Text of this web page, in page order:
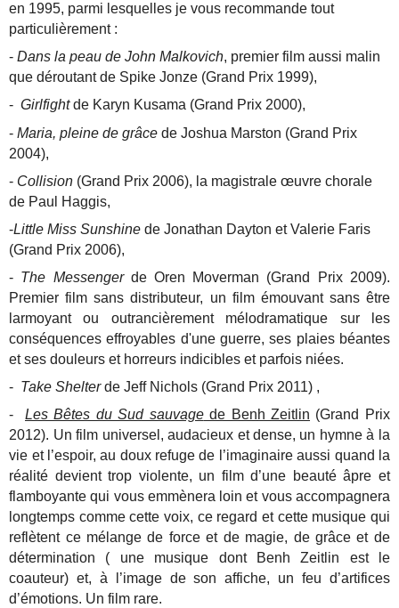
en 1995, parmi lesquelles je vous recommande tout
particulièrement :
-Dans la peau de John Malkovich, premier film aussi malin
que déroutant de Spike Jonze (Grand Prix 1999),
-Girlfightde Karyn Kusama (Grand Prix 2000),
-Maria, pleine de grâce de Joshua Marston (Grand Prix
2004),
- Collision (Grand Prix 2006), la magistrale œuvre chorale
de Paul Haggis,
-Little Miss Sunshine de Jonathan Dayton et Valerie Faris
(Grand Prix 2006),
- The Messengerde Oren Moverman (Grand Prix 2009).
Premier film sans distributeur, un film émouvant sans être
larmoyant ou outrancièrement mélodramatique sur les
conséquences effroyables d'une guerre, ses plaies béantes
et ses douleurs et horreurs indicibles et parfois niées.
- Take Shelterde Jeff Nichols (Grand Prix 2011) ,
- Les Bêtes du Sud sauvagede Benh Zeitlin (Grand Prix
2012). Un film universel, audacieux et dense, un hymne à la
vie et l’espoir, au doux refuge de l’imaginaire aussi quand la
réalité devient trop violente, un film d’une beauté âpre et
flamboyante qui vous emmènera loin et vous accompagnera
longtemps comme cette voix, ce regard et cette musique qui
reflètent ce mélange de force et de magie, de grâce et de
détermination ( une musique dont Benh Zeitlin est le
coauteur) et, à l’image de son affiche, un feu d’artifices
d’émotions. Un film rare.